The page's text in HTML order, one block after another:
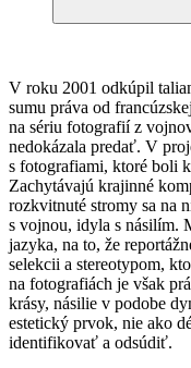
V roku 2001 odkúpil
sumu práva od
na sériu fotografií z
nedokázala predať. V
s fotografiami, ktoré boli
Zachytávajú krajinné
rozkvitnuté stromy sa na
s vojnou, idyla s násilím.
jazyka, na to, že
selekcii a stereotypom,
na fotografiách je však
krásy, násilie v podobe
estetický prvok, nie ako
identifikovať a odsúdiť.